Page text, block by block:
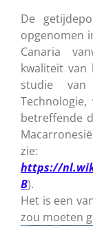
De
opgenomen
Canaria
kwaliteit van
studie
betreffende
zie:
https://
B).
Het is een
zou moeten